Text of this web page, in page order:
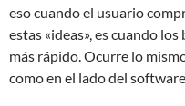
eso cuando el usuario
estas «ideas», es cuando
más rápido. Ocurre lo
como en el lado del